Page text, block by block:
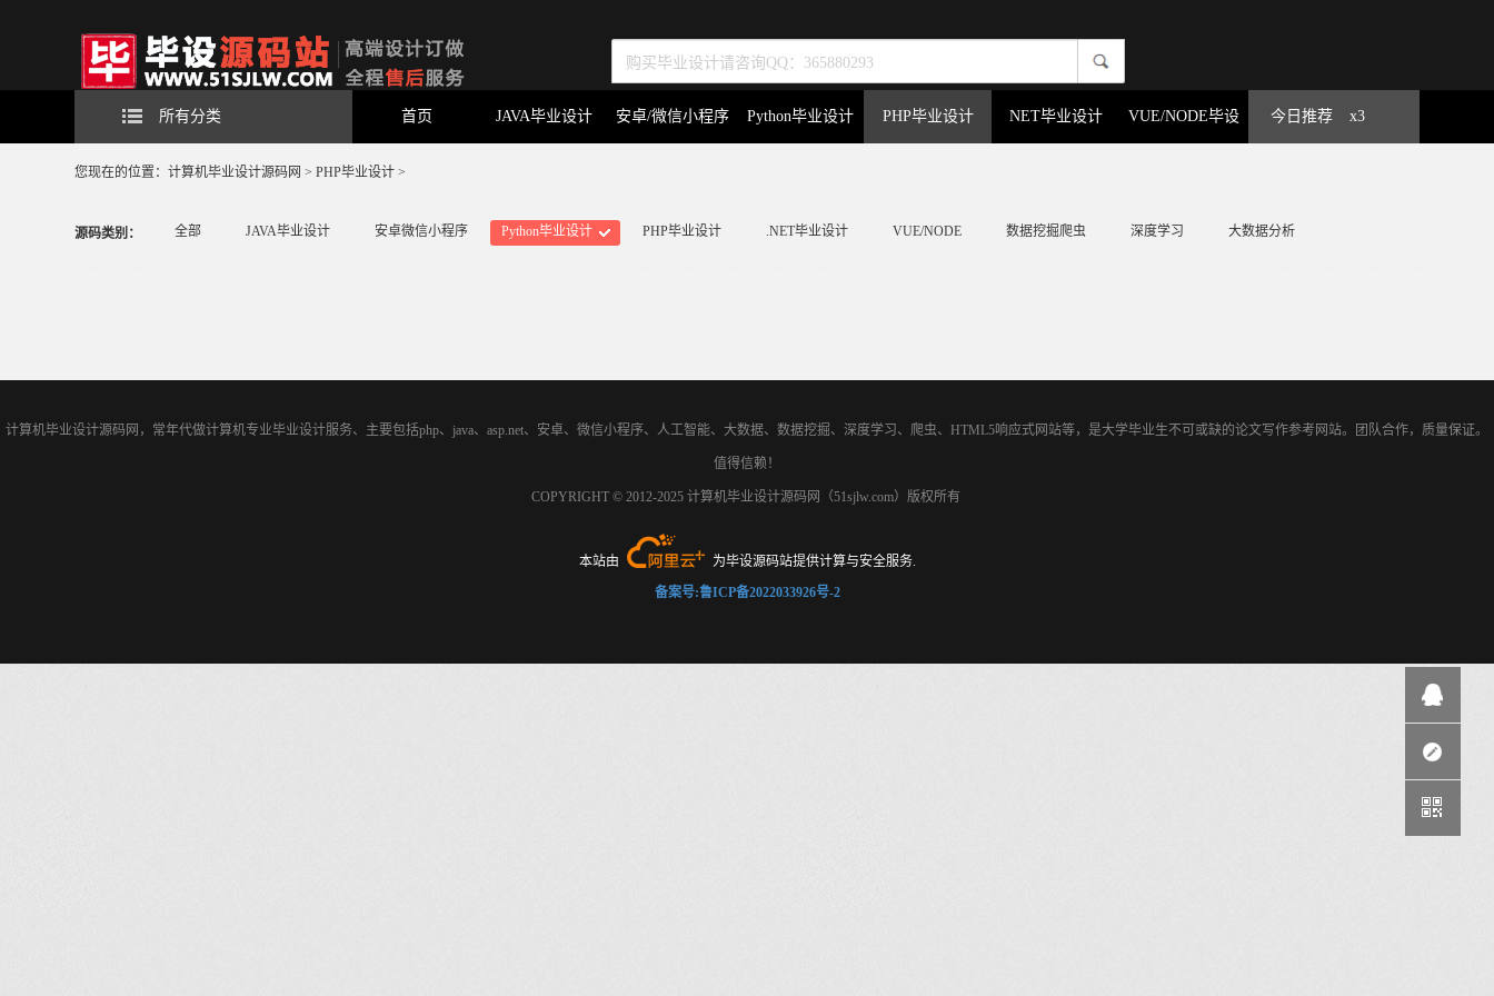
所有分类 首页 JAVA毕业设计 安卓/微信小程序 Python毕业设计 PHP毕业设计 NET毕业设计 VUE/NODE毕设 今日推荐 x3
您现在的位置： 计算机毕业设计源码网 > PHP毕业设计 >
源码类别： 全部 JAVA毕业设计 安卓微信小程序 Python毕业设计 PHP毕业设计 .NET毕业设计 VUE/NODE 数据挖掘爬虫 深度学习 大数据分析
计算机毕业设计源码网，常年代做计算机专业毕业设计服务、主要包括php、java、asp.net、安卓、微信小程序、人工智能、大数据、数据挖掘、深度学习、爬虫、HTML5响应式网站等，是大学毕业生不可或缺的论文写作参考网站。团队合作，质量保证。
值得信赖！
COPYRIGHT © 2012-2025 计算机毕业设计源码网（51sjlw.com）版权所有
本站由
为毕设源码站提供计算与安全服务.
备案号:鲁ICP备2022033926号-2